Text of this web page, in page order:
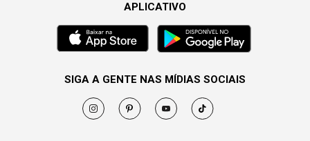
APLICATIVO
SIGA A GENTE NAS MÍDIAS SOCIAIS